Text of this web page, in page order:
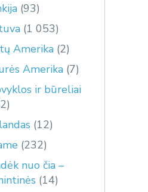
(93)
(1 053)
Amerika (2)
Amerika (7)
ir būreliai
(12)
(232)
nuo čia –
(14)